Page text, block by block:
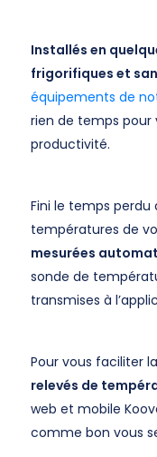
Installés en
frigorifiques et
équipements de
rien de temps
productivité.
Fini le temps
températures de
mesurées
sonde de
transmises à
Pour vous faciliter
relevés de
web et mobile
comme bon vous